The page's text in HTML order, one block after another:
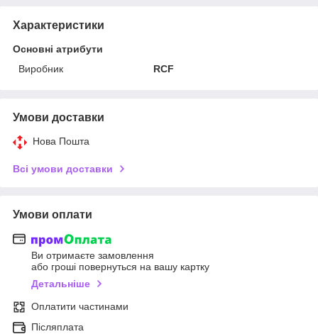
Характеристики
Основні атрибути
Виробник
RCF
Умови доставки
Нова Пошта
Всі умови доставки
Умови оплати
Ви отримаєте замовлення
або гроші повернуться на вашу картку
Детальніше
Оплатити частинами
Післяплата